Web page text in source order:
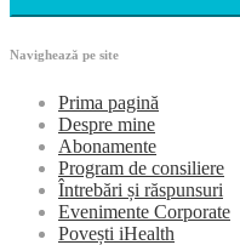
Navighează pe site
Prima pagină
Despre mine
Abonamente
Program de consiliere
Întrebări și răspunsuri
Evenimente Corporate
Povești iHealth